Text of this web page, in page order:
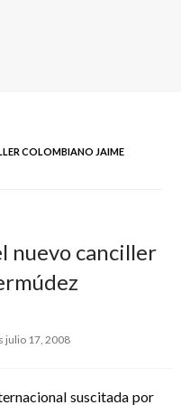
COLOMBIANO JAIME
nuevo canciller
julio 17, 2008
suscitada por